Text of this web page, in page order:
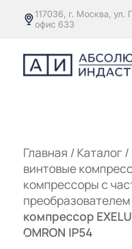
117036, г. Москва,
офис 633
Главная / Каталог/
винтовые
компрессоры с
преобразователем
компрессор
OMRON IP54
С